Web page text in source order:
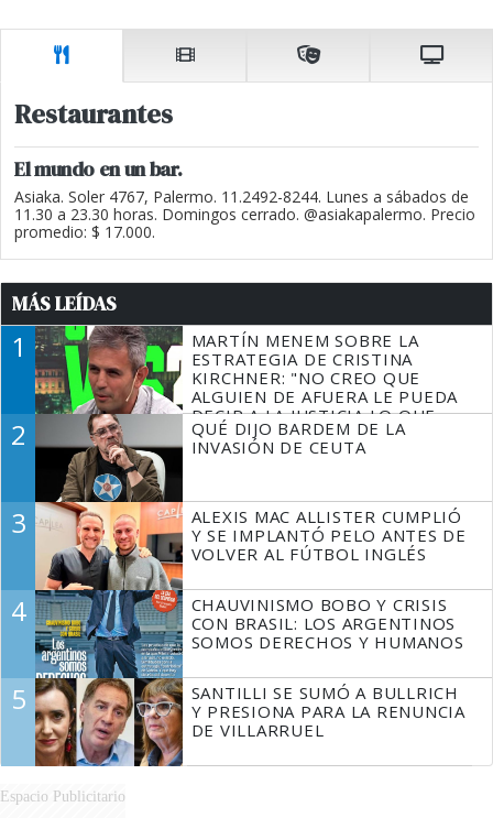
Restaurantes
El mundo en un bar.
Asiaka. Soler 4767, Palermo. 11.2492-8244. Lunes a sábados de
11.30 a 23.30 horas. Domingos cerrado. @asiakapalermo. Precio
promedio: $ 17.000.
MÁS LEÍDAS
1
MARTÍN MENEM SOBRE LA
ESTRATEGIA DE CRISTINA
KIRCHNER: "NO CREO QUE
ALGUIEN DE AFUERA LE PUEDA
DECIR A LA JUSTICIA LO QUE
TIENE QUE HACER"
2
QUÉ DIJO BARDEM DE LA
INVASIÓN DE CEUTA
3
ALEXIS MAC ALLISTER CUMPLIÓ
Y SE IMPLANTÓ PELO ANTES DE
VOLVER AL FÚTBOL INGLÉS
4
CHAUVINISMO BOBO Y CRISIS
CON BRASIL: LOS ARGENTINOS
SOMOS DERECHOS Y HUMANOS
5
SANTILLI SE SUMÓ A BULLRICH
Y PRESIONA PARA LA RENUNCIA
DE VILLARRUEL
Espacio Publicitario